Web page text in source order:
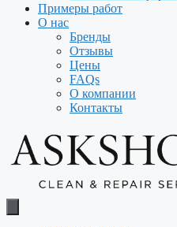
Примеры работ
О нас
Бренды
Отзывы
Цены
FAQs
О компании
Контакты